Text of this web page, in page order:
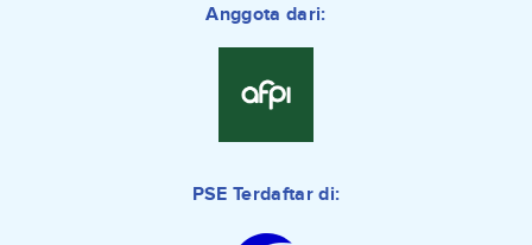
Anggota dari:
PSE Terdaftar di: